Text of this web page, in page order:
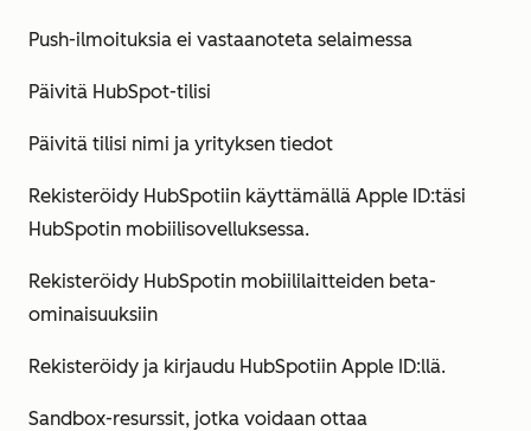
Push-ilmoituksia ei vastaanoteta selaimessa
Päivitä HubSpot-tilisi
Päivitä tilisi nimi ja yrityksen tiedot
Rekisteröidy HubSpotiin käyttämällä Apple ID:täsi
HubSpotin mobiilisovelluksessa.
Rekisteröidy HubSpotin mobiililaitteiden beta-
ominaisuuksiin
Rekisteröidy ja kirjaudu HubSpotiin Apple ID:llä.
Sandbox-resurssit, jotka voidaan ottaa